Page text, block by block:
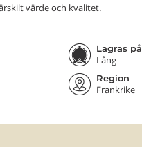
värde och kvalitet.
Lagras
Lång
Region
Frankrike